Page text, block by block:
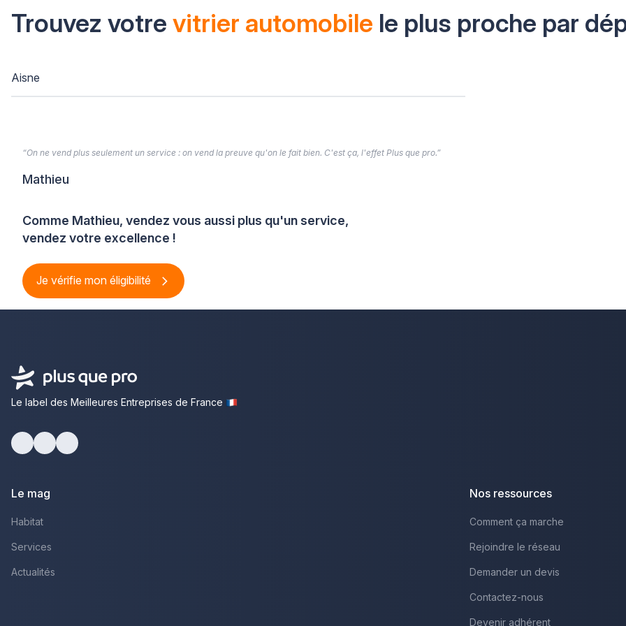
Trouvez votre vitrier automobile le plus proche par
Aisne
Comme Mathieu, vendez vous aussi plus qu'un service,
vendez votre excellence !
Je vérifie mon éligibilité
“On ne vend plus seulement un service : on vend la preuve qu'on le fait bien. C'est ça, l'effet Plus que pro.”
Mathieu
Le label des Meilleures Entreprises de France
Le mag
Habitat
Services
Actualités
Nos ressources
Comment ça marche
Rejoindre le réseau
Demander un devis
Contactez-nous
Devenir adhérent